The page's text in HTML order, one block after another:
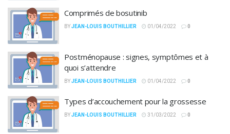
Comprimés de bosutinib
BYJEAN-LOUIS BOUTHILLIER 01/04/2022 0
Postménopause : signes, symptômes et à
quoi s’attendre
BYJEAN-LOUIS BOUTHILLIER 01/04/2022 0
Types d’accouchement pour la grossesse
BYJEAN-LOUIS BOUTHILLIER 31/03/2022 0